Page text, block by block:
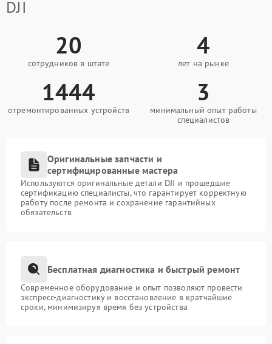
DJI
20
сотрудников в штате
4
лет на рынке
1444
отремонтированных устройств
3
минимальный опыт работы
специалистов
Оригинальные запчасти и
сертифицированные мастера
Используются оригинальные детали DJI и прошедшие
сертификацию специалисты, что гарантирует корректную
работу после ремонта и сохранение гарантийных
обязательств
Бесплатная диагностика и быстрый ремонт
Современное оборудование и опыт позволяют провести
экспресс-диагностику и восстановление в кратчайшие
сроки, минимизируя время без устройства